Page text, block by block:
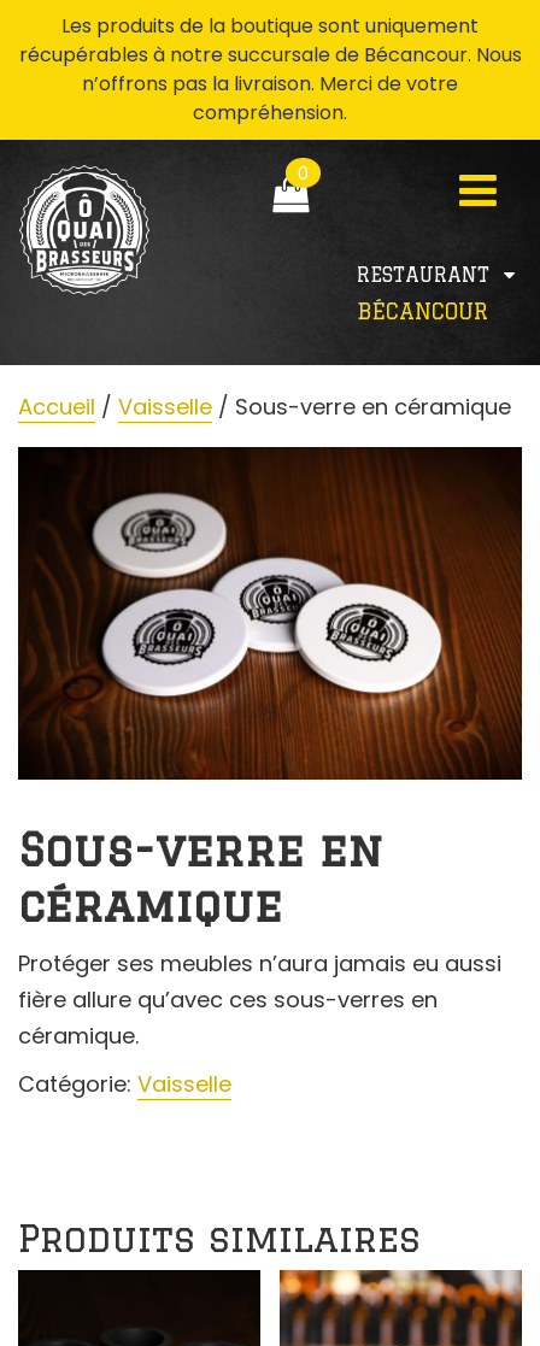
Les produits de la boutique sont uniquement
récupérables à notre succursale de Bécancour. Nous
n’offrons pas la livraison. Merci de votre
compréhension.
RESTAURANT
BÉCANCOUR
0
Accueil / Vaisselle / Sous-verre en céramique
Sous-verre en
céramique
Protéger ses meubles n’aura jamais eu aussi
fière allure qu’avec ces sous-verres en
céramique.
Catégorie: Vaisselle
Produits similaires